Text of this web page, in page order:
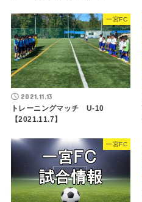
一宮FC
2021.11.13
トレーニングマッチ U-10
【2021.11.7】
一宮FC